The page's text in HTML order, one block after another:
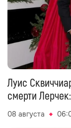
Луис
смерти
08 августа